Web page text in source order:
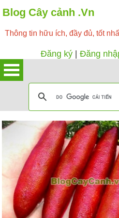
Blog Cây cảnh .Vn
Thông tin hữu ích, đầy đủ, tốt
Đăng ký Đăng